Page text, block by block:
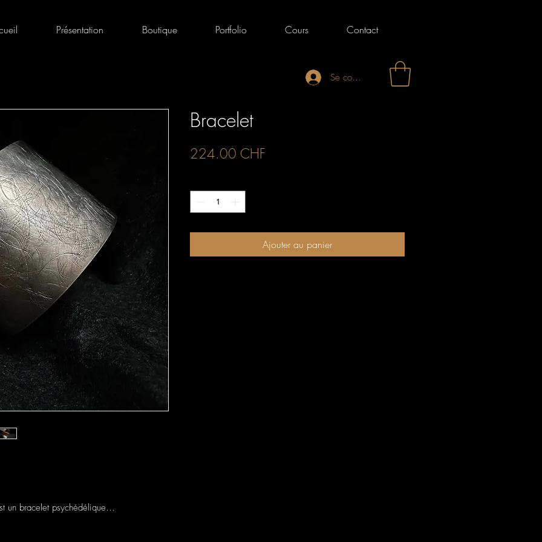
Présentation Boutique Portfolio Cours Contact
Se connecter
un bracelet psychédélique…
Bracelet
224.00 CHF
Ajouter au panier